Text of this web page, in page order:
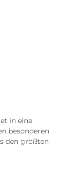
in eine
besonderen
den größten